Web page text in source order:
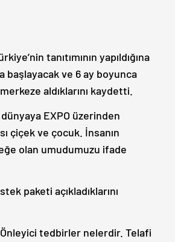
tanıtımının yapıldığına
başlayacak ve 6 ay boyunca
aldıklarını kaydetti.
EXPO üzerinden
çiçek ve çocuk. İnsanın
olan umudumuzu ifade
paketi açıkladıklarını
Önleyici tedbirler nelerdir. Telafi